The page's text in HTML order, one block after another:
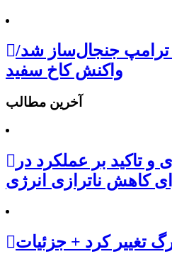
جنجال‌ساز شد/
واکنش کاخ سفید
آخرین مطالب
تاکید بر عملکرد در
کاهش ناترازی انرژی
تغییر کرد + جزئیات